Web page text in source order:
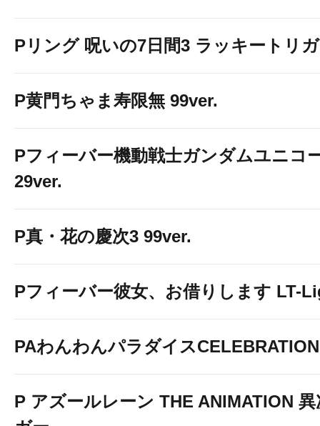
Pリング 呪いの7日間3 ラッキートリ
P黄門ちゃま寿限無 99ver.
Pフィーバー機動戦士ガンダムユニコ
29ver.
P真・花の慶次3 99ver.
Pフィーバー彼女、お借りします LT-
PAわんわんパラダイスCELEBRATION
P アズールレーン THE ANIMATION